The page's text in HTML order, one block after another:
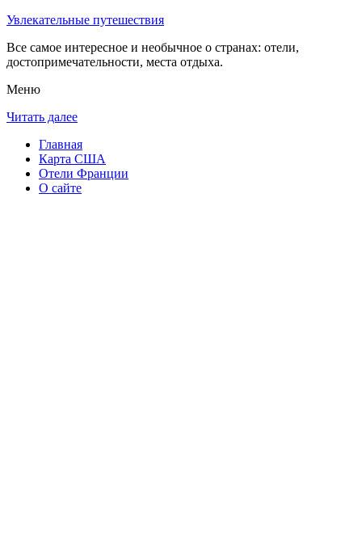
Увлекательные путешествия
Все самое интересное и необычное о странах: отели,
достопримечательности, места отдыха.
Меню
Читать далее
Главная
Карта США
Отели Франции
О сайте